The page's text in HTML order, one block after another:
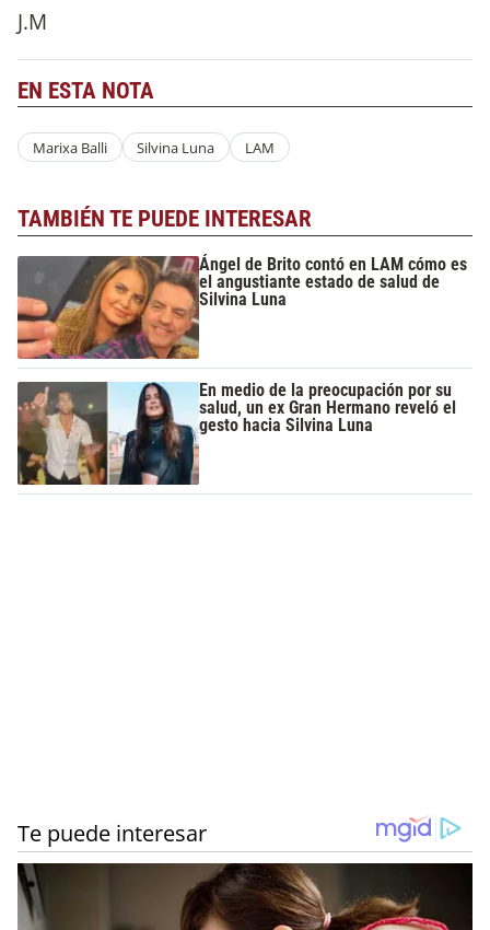
J.M
EN ESTA NOTA
Marixa Balli Silvina Luna LAM
TAMBIÉN TE PUEDE INTERESAR
Ángel de Brito contó en LAM cómo es
el angustiante estado de salud de
Silvina Luna
En medio de la preocupación por su
salud, un ex Gran Hermano reveló el
gesto hacia Silvina Luna